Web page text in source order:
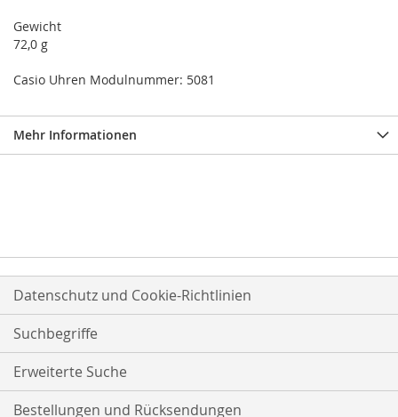
Gewicht
72,0 g
Casio Uhren Modulnummer: 5081
Mehr Informationen
Datenschutz und Cookie-Richtlinien
Suchbegriffe
Erweiterte Suche
Bestellungen und Rücksendungen